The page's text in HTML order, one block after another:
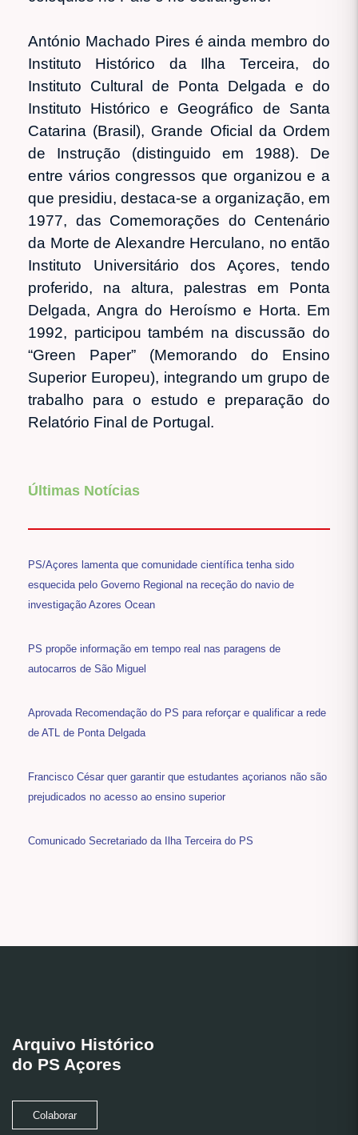
António Machado Pires é ainda membro do
Instituto Histórico da Ilha Terceira, do
Instituto Cultural de Ponta Delgada e do
Instituto Histórico e Geográfico de Santa
Catarina (Brasil), Grande Oficial da Ordem
de Instrução (distinguido em 1988). De
entre vários congressos que organizou e a
que presidiu, destaca-se a organização, em
1977, das Comemorações do Centenário
da Morte de Alexandre Herculano, no então
Instituto Universitário dos Açores, tendo
proferido, na altura, palestras em Ponta
Delgada, Angra do Heroísmo e Horta. Em
1992, participou também na discussão do
“Green Paper” (Memorando do Ensino
Superior Europeu), integrando um grupo de
trabalho para o estudo e preparação do
Relatório Final de Portugal.
Últimas Notícias
PS/Açores lamenta que comunidade científica tenha sido
esquecida pelo Governo Regional na receção do navio de
investigação Azores Ocean
PS propõe informação em tempo real nas paragens de
autocarros de São Miguel
Aprovada Recomendação do PS para reforçar e qualificar a rede
de ATL de Ponta Delgada
Francisco César quer garantir que estudantes açorianos não são
prejudicados no acesso ao ensino superior
Comunicado Secretariado da Ilha Terceira do PS
Arquivo Histórico
do PS Açores
Colaborar